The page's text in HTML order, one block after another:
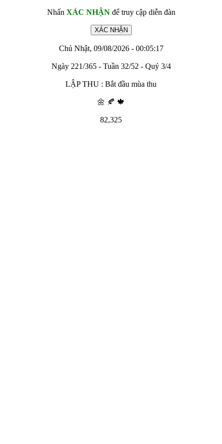
Nhấn XÁC NHẬNđể truy cập diễn đàn
Chủ Nhật, 09/08/2026 - 00:05:17
Ngày 221/365 - Tuần 32/52 - Quý 3/4
LẬP THU : Bắt đầu mùa thu
🌼 🍂 🍁
82,325